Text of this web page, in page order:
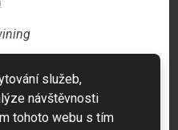
služeb,
návštěvnosti
tohoto webu s tím